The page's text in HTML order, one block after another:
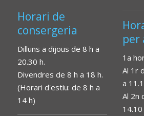
Horari de
consergeria
Dilluns a dijous de 8 h a
20.30 h.
Divendres de 8 h a 18 h.
(Horari d'estiu: de 8 h a
14 h)
per
1a
Al 1r
a
Al 2n
14.10